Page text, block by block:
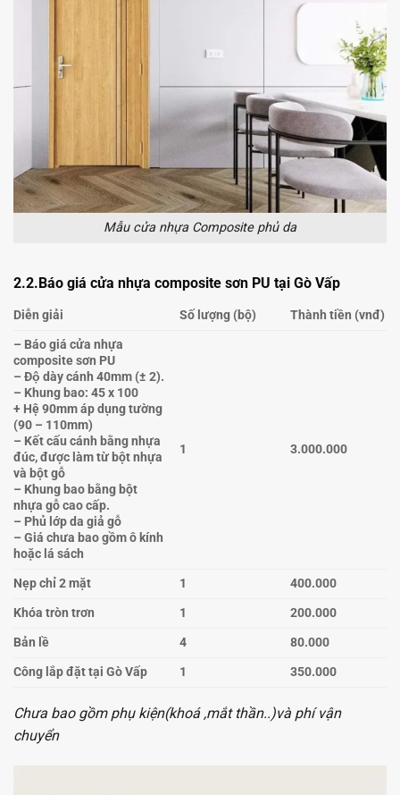
Mẫu cửa nhựa Composite phủ da
2.2.Báo giá cửa nhựa composite sơn PU tại Gò Vấp
Diễn giải Số lượng (bộ)
Thành tiền (vnđ)
– Báo giá cửa nhựa
composite sơn PU
– Độ dày cánh 40mm (± 2).
– Khung bao: 45 x 100
+ Hệ 90mm áp dụng tường
(90 – 110mm)
– Kết cấu cánh bằng nhựa
đúc, được làm từ bột nhựa
và bột gỗ
– Khung bao bằng bột
nhựa gỗ cao cấp.
– Phủ lớp da giả gỗ
– Giá chưa bao gồm ô kính
hoặc lá sách
1 3.000.000
Nẹp chỉ 2 mặt 1
400.000
Khóa tròn trơn
1
200.000
Bản lề
4
80.000
Công lắp đặt tại Gò Vấp
1 350.000
Chưa bao gồm phụ kiện(khoá ,mắt thần..)và phí vận
chuyển